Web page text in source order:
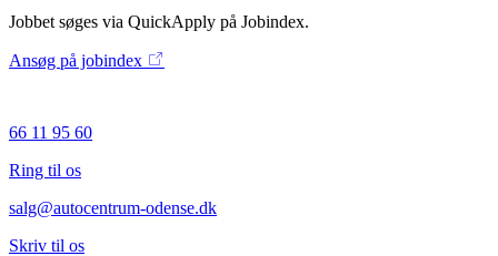
Jobbet søges via QuickApply på Jobindex.
Ansøg på jobindex
66 11 95 60
Ring til os
salg@autocentrum-odense.dk
Skriv til os